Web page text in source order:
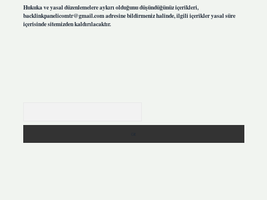
Hukuka ve yasal düzenlemelere aykırı olduğunu düşündüğünüz içerikleri,
backlinkpanelicomtr@gmail.comadresine bildirmeniz halinde, ilgili içerikler yasal süre
içerisinde sitemizden kaldırılacaktır.